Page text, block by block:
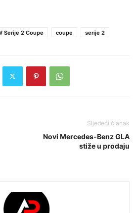
Serije 2 Coupe coupe serije 2
Sljedeći članak
Novi Mercedes-Benz GLA
stiže u prodaju